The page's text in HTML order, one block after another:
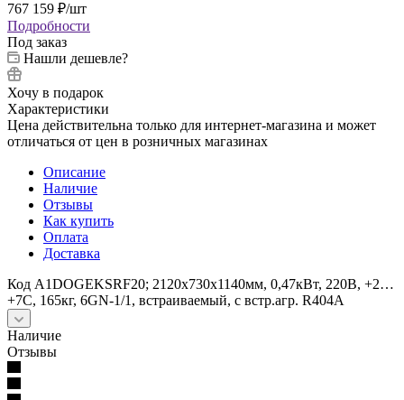
767 159 ₽/шт
Подробности
Под заказ
Нашли дешевле?
Хочу в подарок
Характеристики
Цена действительна только для интернет-магазина и может
отличаться от цен в розничных магазинах
Описание
Наличие
Отзывы
Как купить
Оплата
Доставка
Код A1DOGEKSRF20; 2120х730х1140мм, 0,47кВт, 220В, +2…
+7С, 165кг, 6GN-1/1, встраиваемый, с встр.агр. R404A
Наличие
Отзывы